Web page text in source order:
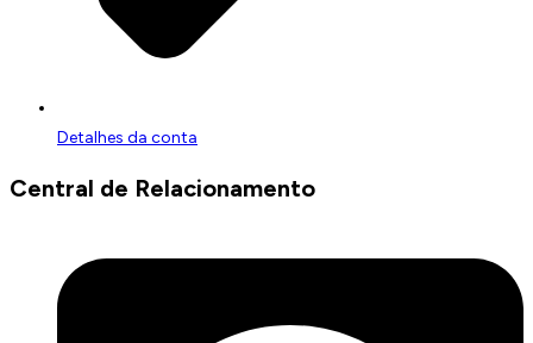
Detalhes da conta
Central de Relacionamento